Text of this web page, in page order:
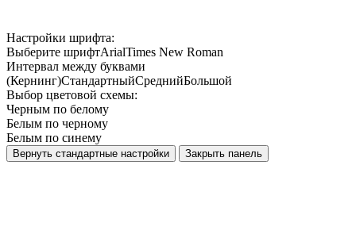
Настройки шрифта:
Выберите шрифтArialTimes New Roman
Интервал между буквами
(Кернинг)СтандартныйСреднийБольшой
Выбор цветовой схемы:
Черным по белому
Белым по черному
Белым по синему
Вернуть стандартные настройки Закрыть панель